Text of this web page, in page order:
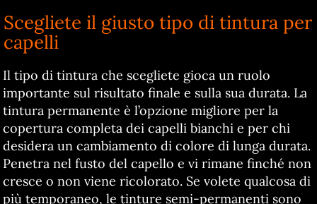
Scegliete il giusto tipo di tintura per
capelli
Il tipo di tintura che scegliete gioca un ruolo
importante sul risultato finale e sulla sua durata. La
tintura permanente è l’opzione migliore per la
copertura completa dei capelli bianchi e per chi
desidera un cambiamento di colore di lunga durata.
Penetra nel fusto del capello e vi rimane finché non
cresce o non viene ricolorato. Se volete qualcosa di
più temporaneo, le tinture semi-permanenti sono